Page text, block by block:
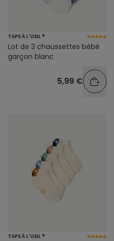
TAPE À L'OEIL ®
Lot de 3 chaussettes bébé
garçon blanc
5,99 €
TAPE À L'OEIL ®